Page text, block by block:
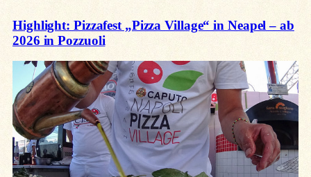
Highlight: Pizzafest „Pizza Village“ in Neapel – ab
2026 in Pozzuoli